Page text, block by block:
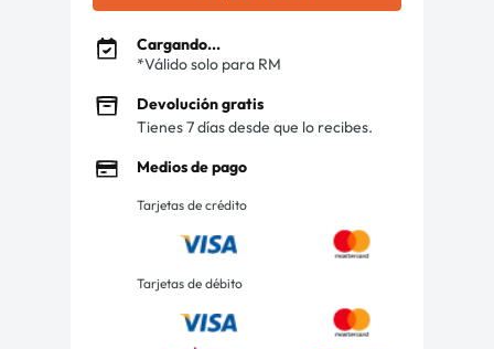
Cargando...
*Válido solo para RM
Devolución gratis
Tienes 7 días desde que lo recibes.
Medios de pago
Tarjetas de crédito
Tarjetas de débito